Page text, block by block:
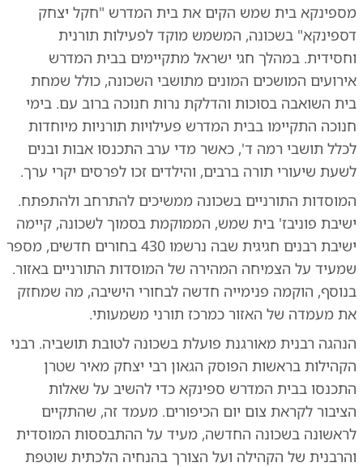
מספינקא בית שמש הקים את בית המדרש "חקל יצחק
דספינקא" בשכונה, המשמש מוקד לפעילות תורנית
וחסידית. במהלך חגי ישראל מתקיימים בבית המדרש
אירועים המושכים המונים מתושבי השכונה, כולל שמחת
בית השואבה בסוכות והדלקת נרות חנוכה ברוב עם. בימי
חנוכה התקיימו בבית המדרש פעילויות תורניות מיוחדות
לכלל תושבי רמה ד', כאשר מדי ערב התכנסו אבות ובנים
לשעת שיעורי תורה ברבים, והילדים זכו לפרסים יקרי ערך.
המוסדות התורניים בשכונה ממשיכים להתרחב ולהתפתח.
ישיבת פוניבז' בית שמש, הממוקמת בסמוך לשכונה, קיימה
ישיבת רבנים חגיגית שבה נרשמו 430 בחורים חדשים, מספר
שמעיד על הצמיחה המהירה של המוסדות התורניים באזור.
בנוסף, הוקמה פנימייה חדשה לבחורי הישיבה, מה שמחזק
את מעמדה של האזור כמרכז תורני משמעותי.
הנהגה רבנית מאורגנת פועלת בשכונה לטובת תושביה. רבני
הקהילות בראשות הפוסק הגאון רבי יצחק מאיר שטרן
התכנסו בבית המדרש ספינקא כדי להשיב על שאלות
הציבור לקראת צום יום הכיפורים. מעמד זה, שהתקיים
לראשונה בשכונה החדשה, מעיד על ההתבססות המוסדית
והרבנית של הקהילה ועל הצורך בהנחיה הלכתית שוטפת